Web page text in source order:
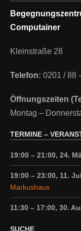
Computainer
Kleinstraße 28
Telefon: 0201 / 88
Öffnungszeiten
Montag –
TERMINE –
19:00 – 21:00, 24.
19:00 – 23:00, 11.
Markushaus
11:30 – 17:00, 30.
SUCHE